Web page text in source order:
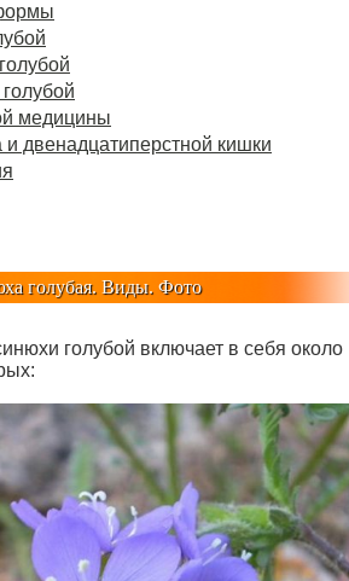
медицины
и двенадцатиперстной кишки
голубая. Виды. Фото
голубой включает в себя около